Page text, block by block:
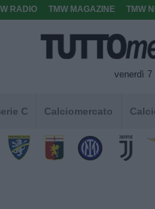
RADIO TMW MAGAZINE TMW
venerdì 7
C Calciomercato